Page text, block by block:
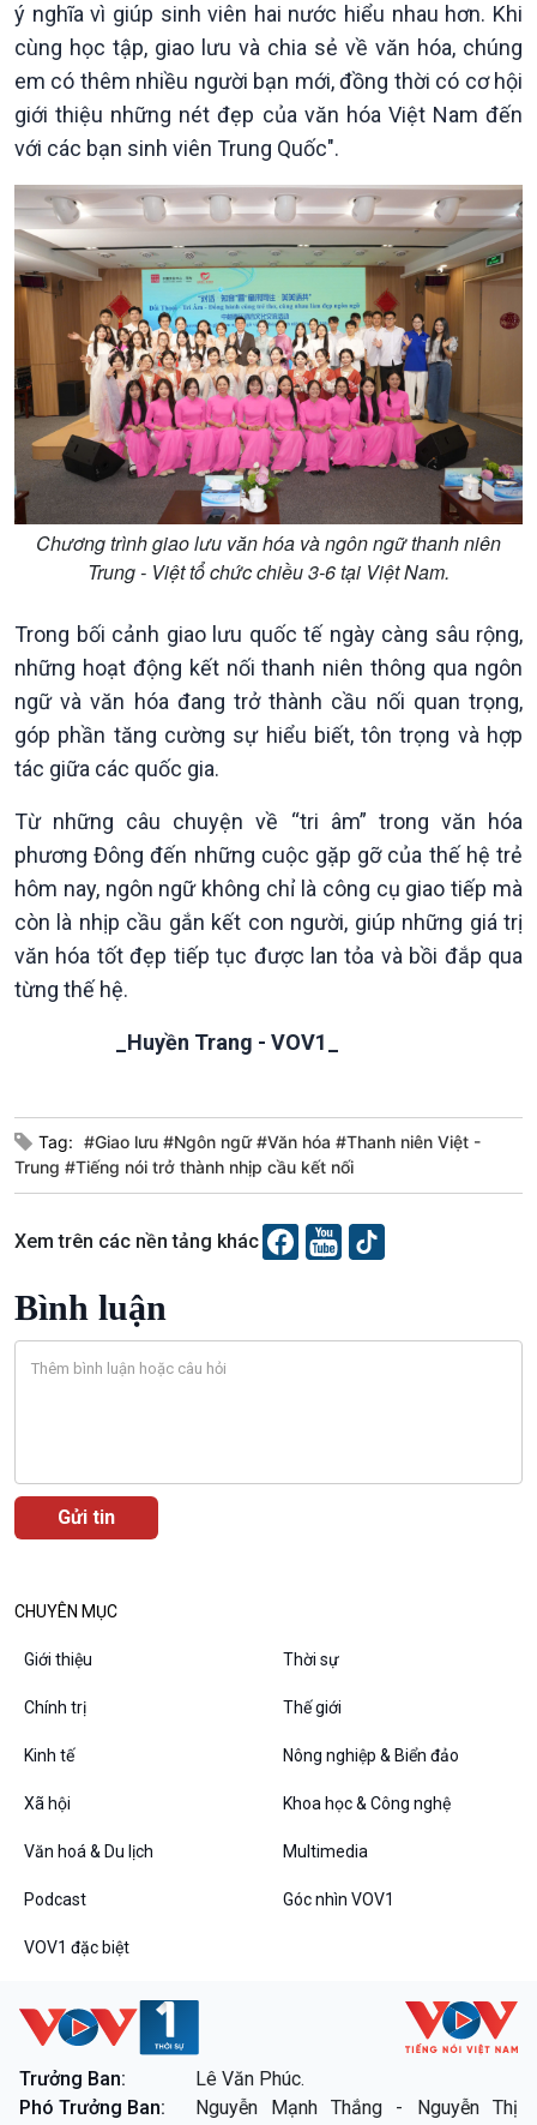
Bình luận
10 phút Sự kiện - Luận bàn
Câu chuyện thời sự
Dòng chảy sự kiện
Đối thoại
VOV1 đặc biệt
Thanh âm ký sự
Các chương trình đặc biệt
ý nghĩa vì giúp sinh viên hai nước hiểu nhau hơn. Khi
cùng học tập, giao lưu và chia sẻ về văn hóa, chúng
em có thêm nhiều người bạn mới, đồng thời có cơ hội
giới thiệu những nét đẹp của văn hóa Việt Nam đến
với các bạn sinh viên Trung Quốc".
Chương trình giao lưu văn hóa và ngôn ngữ thanh niên
Trung - Việt tổ chức chiều 3-6 tại Việt Nam.
Trong bối cảnh giao lưu quốc tế ngày càng sâu rộng,
những hoạt động kết nối thanh niên thông qua ngôn
ngữ và văn hóa đang trở thành cầu nối quan trọng,
góp phần tăng cường sự hiểu biết, tôn trọng và hợp
tác giữa các quốc gia.
Từ những câu chuyện về “tri âm” trong văn hóa
phương Đông đến những cuộc gặp gỡ của thế hệ trẻ
hôm nay, ngôn ngữ không chỉ là công cụ giao tiếp mà
còn là nhịp cầu gắn kết con người, giúp những giá trị
văn hóa tốt đẹp tiếp tục được lan tỏa và bồi đắp qua
từng thế hệ.
_Huyền Trang - VOV1_
Tag: #Giao lưu #Ngôn ngữ #Văn hóa #Thanh niên Việt -
Trung #Tiếng nói trở thành nhịp cầu kết nối
Xem trên các nền tảng khác
Bình luận
CHUYÊN MỤC
Giới thiệu Thời sự
Chính trị Thế giới
Kinh tế Nông nghiệp & Biển đảo
Xã hội Khoa học & Công nghệ
Văn hoá & Du lịch Multimedia
Podcast Góc nhìn VOV1
VOV1 đặc biệt
Trưởng Ban:
Lê Văn Phúc.
Phó Trưởng Ban:
Nguyễn Mạnh Thắng - Nguyễn Thị